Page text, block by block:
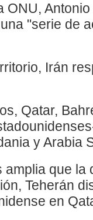
ONU,
"serie de
Irán
Qatar,
y Arabia
que
Teherán
en